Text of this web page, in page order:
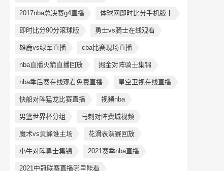
2017nba总决赛g4直播 体球网即时比分手机版丨
即时比分90分滚球版 勇士vs骑士在线观看
雄鹿vs绿军直播 cba比赛现场直播
nba直播火箭直播回放 掘金对阵骑士集锦
nba季后赛在线观看免费直播 星空卫视在线直播
快船对阵猛龙比赛直播 视频nba
男篮世界杯分组 马刺对阵费城视频
魔术vs黄蜂谁主场 花滑表演赛回放
小牛对阵勇士集锦 2021赛季nba直播
2021中冠联赛直播哪里能看